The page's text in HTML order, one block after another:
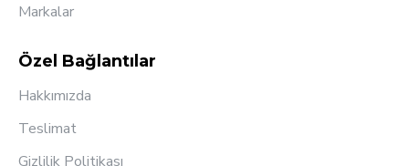
Markalar
Özel Bağlantılar
Hakkımızda
Teslimat
Gizlilik Politikası